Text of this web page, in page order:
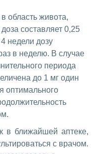
область живота,
составляет 0,25
недели дозу
в неделю. В случае
периода
до 1 мг один
оптимального
в ближайшей аптеке,
с врачом.